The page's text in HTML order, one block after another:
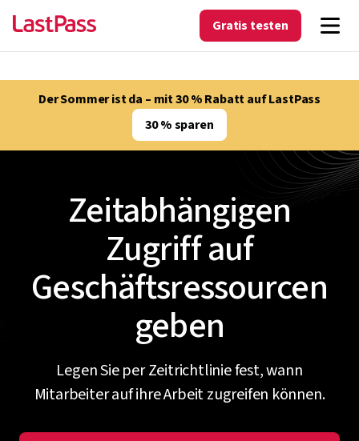
Gratis testen
Der Sommer ist da – mit 30 % Rabatt auf LastPass
30 % sparen
Zeitabhängigen
Zugriff auf
Geschäftsressourcen
geben
Legen Sie per Zeitrichtlinie fest, wann
Mitarbeiter auf ihre Arbeit zugreifen können.